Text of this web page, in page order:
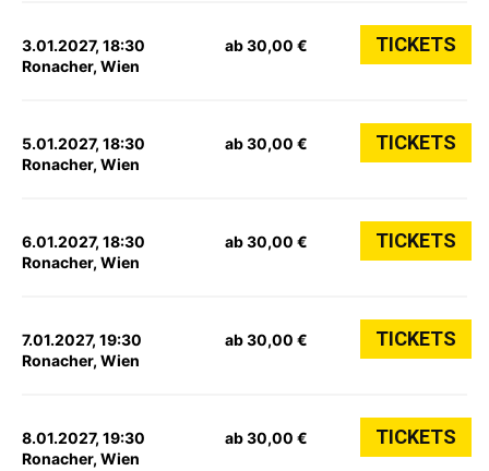
3.01.2027, 18:30
Ronacher, Wien
ab 30,00 € TICKETS
5.01.2027, 18:30
Ronacher, Wien
ab 30,00 € TICKETS
6.01.2027, 18:30
Ronacher, Wien
ab 30,00 € TICKETS
7.01.2027, 19:30
Ronacher, Wien
ab 30,00 € TICKETS
8.01.2027, 19:30
Ronacher, Wien
ab 30,00 € TICKETS